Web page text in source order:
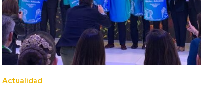
Actualidad